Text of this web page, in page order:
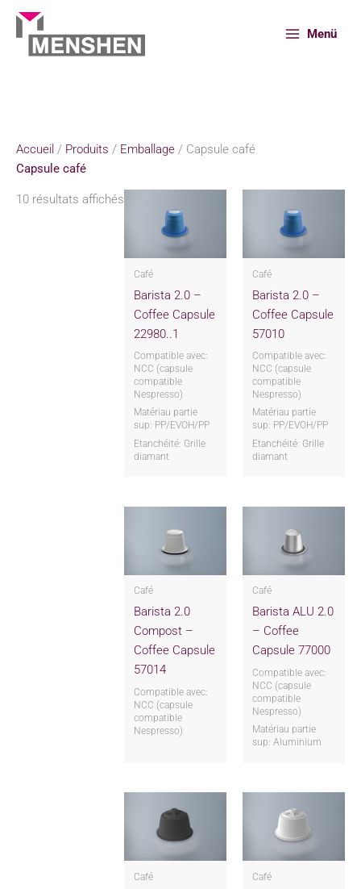
Aller
contenu
Menü
Accueil / Produits / Emballage / Capsule café
Capsule café
10 résultats affichés
Café
Barista 2.0 –
Coffee Capsule
22980..1
Compatible avec:
NCC (capsule
compatible
Nespresso)
Matériau partie
sup: PP/EVOH/PP
Etanchéité: Grille
diamant
Café
Barista 2.0 –
Coffee Capsule
57010
Compatible avec:
NCC (capsule
compatible
Nespresso)
Matériau partie
sup: PP/EVOH/PP
Etanchéité: Grille
diamant
Café
Barista 2.0
Compost –
Coffee Capsule
57014
Compatible avec:
NCC (capsule
compatible
Nespresso)
Café
Barista ALU 2.0
– Coffee
Capsule 77000
Compatible avec:
NCC (capsule
compatible
Nespresso)
Matériau partie
sup: Aluminium
Café Café